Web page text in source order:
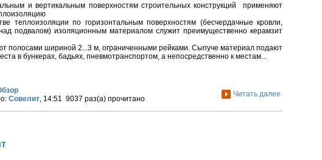
и вертикальным поверхностям строительных конструкций применяют
теплоизоляции по горизонтальным поверхностям (бесчердачные кровли,
подвалом) изоляционным материалом служит преимущественно керамзит
полосами шириной 2...3 м, ограниченными рейками. Сыпуче материал подают
в бункерах, бадьях, пневмотранспортом, а непосредственно к местам...
Совелит, 14:51 9037 раз(а) прочитано
Читать далее